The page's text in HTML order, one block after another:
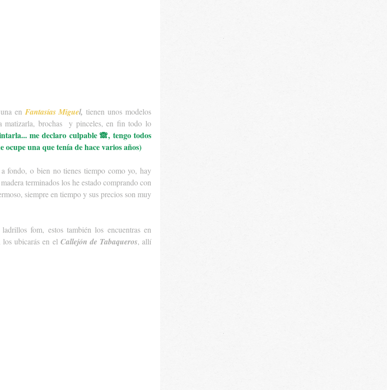
en Fantasías Miguel, tienen unos modelos
brochas  y pinceles, en fin todo lo
me declaro culpable 🙈, tengo todos
ocupe una que tenía de hace varios años)
fondo, o bien no tienes tiempo como yo, hay
siempre en tiempo y sus precios son muy
ubicarás en el Callejón de Tabaqueros, allí